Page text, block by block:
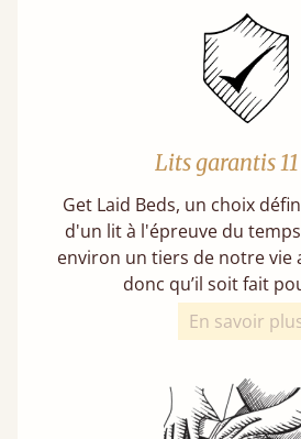
Lits garantis
Get Laid Beds, un choix
d'un lit à l'épreuve du
environ un tiers de notre vie
donc qu’il soit fait
En savoir